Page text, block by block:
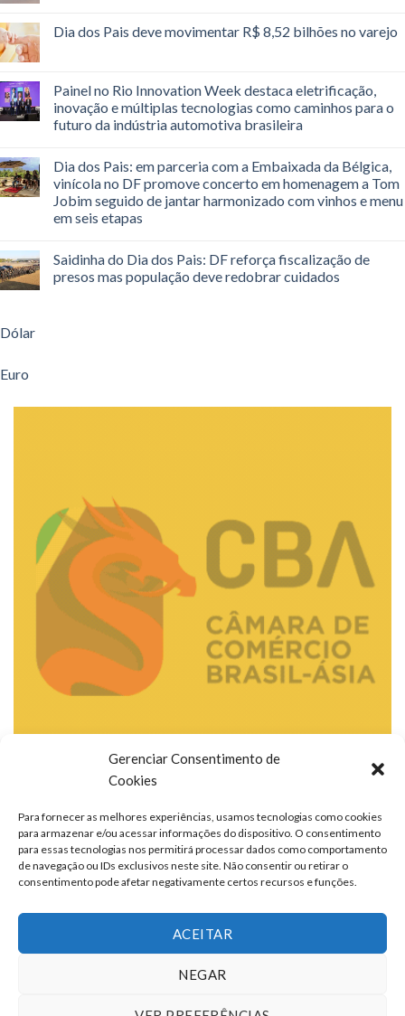
Gerenciar Consentimento de
Cookies
Para fornecer as melhores experiências, usamos tecnologias como cookies
para armazenar e/ou acessar informações do dispositivo. O consentimento
para essas tecnologias nos permitirá processar dados como comportamento
de navegação ou IDs exclusivos neste site. Não consentir ou retirar o
consentimento pode afetar negativamente certos recursos e funções.
ACEITAR
NEGAR
Dia dos Pais deve movimentar R$ 8,52 bilhões no varejo
Painel no Rio Innovation Week destaca eletrificação,
inovação e múltiplas tecnologias como caminhos para o
futuro da indústria automotiva brasileira
Dia dos Pais: em parceria com a Embaixada da Bélgica,
vinícola no DF promove concerto em homenagem a Tom
Jobim seguido de jantar harmonizado com vinhos e menu
em seis etapas
Saidinha do Dia dos Pais: DF reforça fiscalização de
presos mas população deve redobrar cuidados
Dólar
Euro